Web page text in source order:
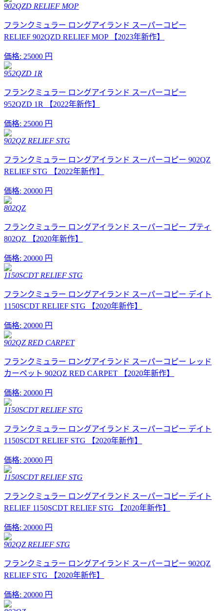
902QZD RELIEF MOP
フランクミュラー ロングアイランド スーパーコピー
RELIEF 902QZD RELIEF MOP 【2023年新作】
価格: 25000 円
952QZD 1R
フランクミュラー ロングアイランド スーパーコピー
952QZD 1R 【2022年新作】
価格: 25000 円
902QZ RELIEF STG
フランクミュラー ロングアイランド スーパーコピー 902QZ
RELIEF STG 【2022年新作】
価格: 20000 円
802QZ
フランクミュラー ロングアイランド スーパーコピー プティ
802QZ 【2020年新作】
価格: 20000 円
1150SCDT RELIEF STG
フランクミュラー ロングアイランド スーパーコピー デイト
1150SCDT RELIEF STG 【2020年新作】
価格: 20000 円
902QZ RED CARPET
フランクミュラー ロングアイランド スーパーコピー レッド
カーペット 902QZ RED CARPET 【2020年新作】
価格: 20000 円
1150SCDT RELIEF STG
フランクミュラー ロングアイランド スーパーコピー デイト
1150SCDT RELIEF STG 【2020年新作】
価格: 20000 円
1150SCDT RELIEF STG
フランクミュラー ロングアイランド スーパーコピー デイト
RELIEF 1150SCDT RELIEF STG 【2020年新作】
価格: 20000 円
902QZ RELIEF STG
フランクミュラー ロングアイランド スーパーコピー 902QZ
RELIEF STG 【2020年新作】
価格: 20000 円